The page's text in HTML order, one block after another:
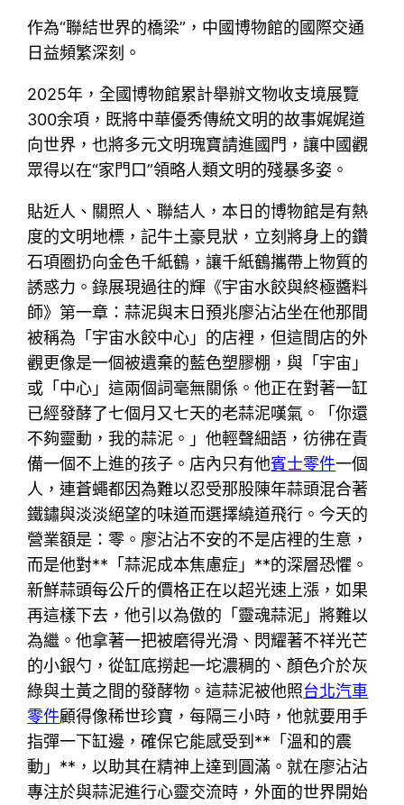
作為“聯結世界的橋梁”，中國博物館的國際交通
日益頻繁深刻。
2025年，全國博物館累計舉辦文物收支境展覽
300余項，既將中華優秀傳統文明的故事娓娓道
向世界，也將多元文明瑰寶請進國門，讓中國觀
眾得以在“家門口”領略人類文明的殘暴多姿。
貼近人、關照人、聯結人，本日的博物館是有熱
度的文明地標，記牛土豪見狀，立刻將身上的鑽
石項圈扔向金色千紙鶴，讓千紙鶴攜帶上物質的
誘惑力。錄展現過往的輝《宇宙水餃與終極醬料
師》第一章：蒜泥與末日預兆廖沾沾坐在他那間
被稱為「宇宙水餃中心」的店裡，但這間店的外
觀更像是一個被遺棄的藍色塑膠棚，與「宇宙」
或「中心」這兩個詞毫無關係。他正在對著一缸
已經發酵了七個月又七天的老蒜泥嘆氣。「你還
不夠靈動，我的蒜泥。」他輕聲細語，彷彿在責
備一個不上進的孩子。店內只有他賓士零件一個
人，連蒼蠅都因為難以忍受那股陳年蒜頭混合著
鐵鏽與淡淡絕望的味道而選擇繞道飛行。今天的
營業額是：零。廖沾沾不安的不是店裡的生意，
而是他對**「蒜泥成本焦慮症」**的深層恐懼。
新鮮蒜頭每公斤的價格正在以超光速上漲，如果
再這樣下去，他引以為傲的「靈魂蒜泥」將難以
為繼。他拿著一把被磨得光滑、閃耀著不祥光芒
的小銀勺，從缸底撈起一坨濃稠的、顏色介於灰
綠與土黃之間的發酵物。這蒜泥被他照台北汽車
零件顧得像稀世珍寶，每隔三小時，他就要用手
指彈一下缸邊，確保它能感受到**「溫和的震
動」**，以助其在精神上達到圓滿。就在廖沾沾
專注於與蒜泥進行心靈交流時，外面的世界開始